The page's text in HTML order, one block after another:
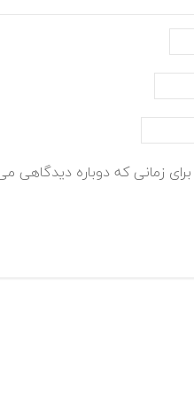
زمانی که دوباره دیدگاهی